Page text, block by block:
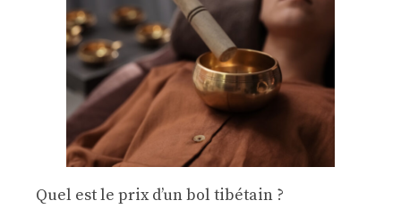
Quel est le prix d’un bol tibétain ?